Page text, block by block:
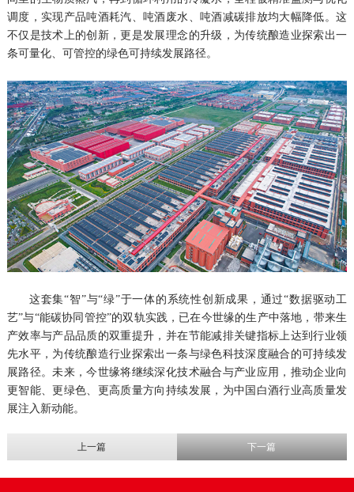
调度，实现产品吨酒耗汽、吨酒废水、吨酒减碳排放均大幅降低。这
不仅是技术上的创新，更是发展理念的升级，为传统酿造业探索出一
条可量化、可管控的绿色可持续发展路径。
这套集“智”与“绿”于一体的系统性创新成果，通过“数据驱动工
艺”与“能碳协同管控”的双轨实践，已在今世缘的生产中落地，带来生
产效率与产品品质的双重提升，并在节能减排关键指标上达到行业领
先水平，为传统酿造行业探索出一条与绿色科技深度融合的可持续发
展路径。未来，今世缘将继续深化技术融合与产业应用，推动企业向
更智能、更绿色、更高质量方向持续发展，为中国白酒行业高质量发
展注入新动能。
上一篇 下一篇